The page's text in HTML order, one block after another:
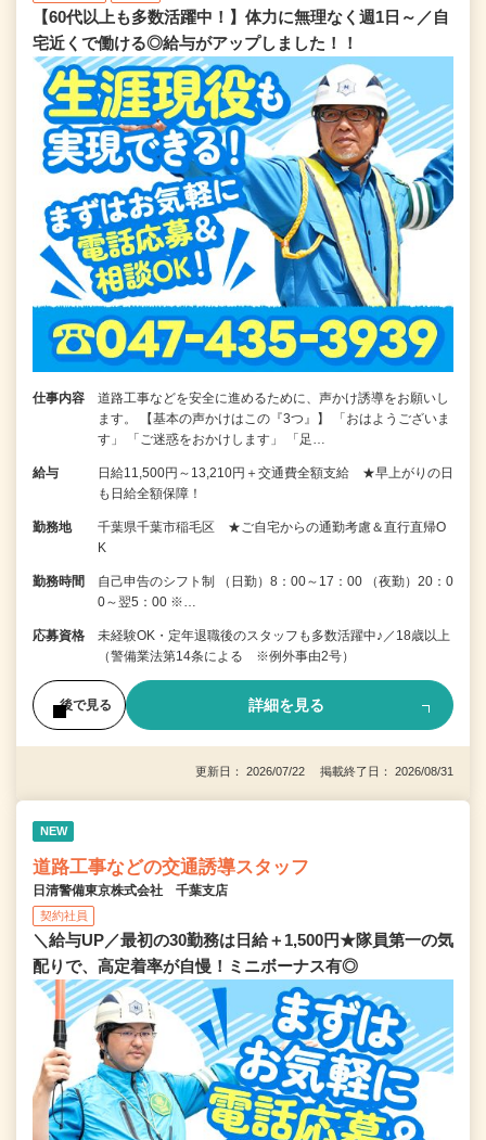
【60代以上も多数活躍中！】体力に無理なく週1日～／自
宅近くで働ける◎給与がアップしました！！
仕事内容
道路工事などを安全に進めるために、声かけ誘導をお願いし
ます。 【基本の声かけはこの『3つ』】 「おはようございま
す」 「ご迷惑をおかけします」 「足…
給与
日給11,500円～13,210円＋交通費全額支給 ★早上がりの日
も日給全額保障！
勤務地
千葉県千葉市稲毛区 ★ご自宅からの通勤考慮＆直行直帰O
K
勤務時間
自己申告のシフト制 （日勤）8：00～17：00 （夜勤）20：0
0～翌5：00 ※…
応募資格
未経験OK・定年退職後のスタッフも多数活躍中♪／18歳以上
（警備業法第14条による ※例外事由2号）
後で見る 詳細を見る
更新日： 2026/07/22 掲載終了日： 2026/08/31
NEW
道路工事などの交通誘導スタッフ
日清警備東京株式会社 千葉支店
契約社員
＼給与UP／最初の30勤務は日給＋1,500円★隊員第一の気
配りで、高定着率が自慢！ミニボーナス有◎